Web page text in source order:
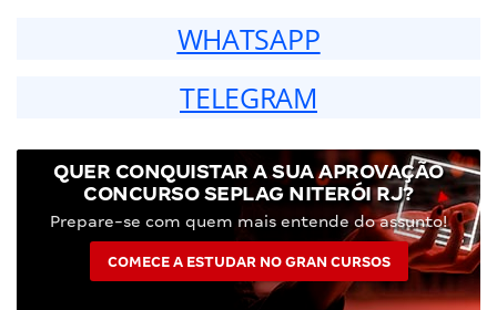
WHATSAPP
TELEGRAM
QUER CONQUISTAR A SUA APROVAÇÃO
CONCURSO SEPLAG NITERÓI RJ?
Prepare-se com quem mais entende do assunto!
COMECE A ESTUDAR NO GRAN CURSOS